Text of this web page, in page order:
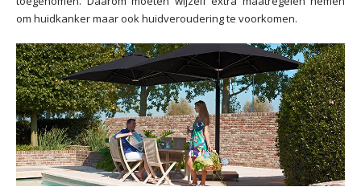
om huidkanker maar ook huidveroudering te voorkomen.